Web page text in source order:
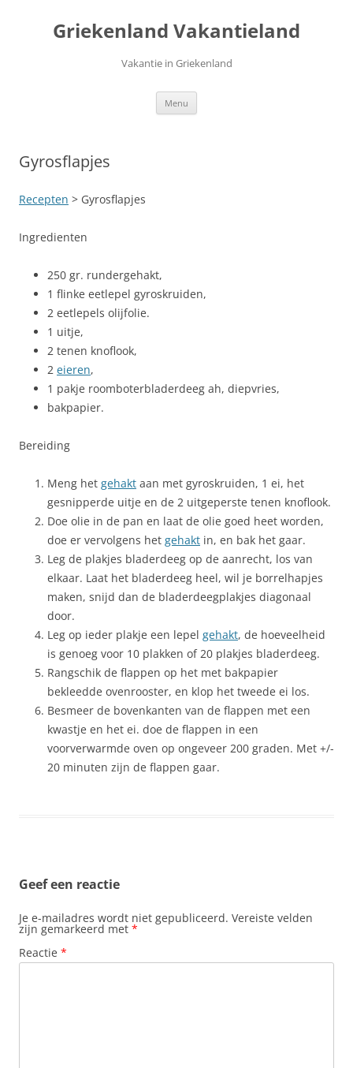
inhoudGriekenland Vakantieland
Vakantie in Griekenland
Menu
Gyrosflapjes
Recepten > Gyrosflapjes
Ingredienten
250 gr. rundergehakt,
1 flinke eetlepel gyroskruiden,
2 eetlepels olijfolie.
1 uitje,
2 tenen knoflook,
2 eieren,
1 pakje roomboterbladerdeeg ah, diepvries,
bakpapier.
Bereiding
Meng het gehakt aan met gyroskruiden, 1 ei, het
gesnipperde uitje en de 2 uitgeperste tenen knoflook.
Doe olie in de pan en laat de olie goed heet worden,
doe er vervolgens het gehakt in, en bak het gaar.
Leg de plakjes bladerdeeg op de aanrecht, los van
elkaar. Laat het bladerdeeg heel, wil je borrelhapjes
maken, snijd dan de bladerdeegplakjes diagonaal
door.
Leg op ieder plakje een lepel gehakt, de hoeveelheid
is genoeg voor 10 plakken of 20 plakjes bladerdeeg.
Rangschik de flappen op het met bakpapier
bekleedde ovenrooster, en klop het tweede ei los.
Besmeer de bovenkanten van de flappen met een
kwastje en het ei. doe de flappen in een
voorverwarmde oven op ongeveer 200 graden. Met +/-
20 minuten zijn de flappen gaar.
Geef een reactie
Je e-mailadres wordt niet gepubliceerd. Vereiste velden
zijn gemarkeerd met *
Reactie *